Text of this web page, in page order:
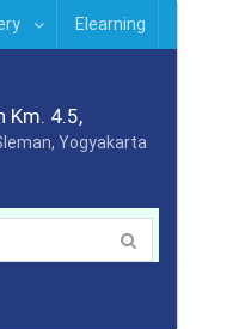
Elearning
Km. 4.5,
Yogyakarta